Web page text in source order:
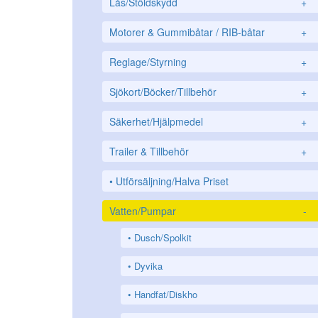
Motorer & Gummibåtar / RIB-båtar +
Reglage/Styrning +
Sjökort/Böcker/Tillbehör +
Säkerhet/Hjälpmedel +
Trailer & Tillbehör +
Utförsäljning/Halva Priset
Vatten/Pumpar -
Dusch/Spolkit
Dyvika
Handfat/Diskho